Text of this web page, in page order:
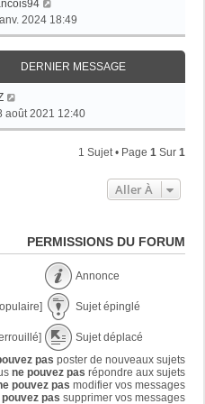
2024 18:49
DERNIER MESSAGE
août 2021 12:40
1 Sujet • Page 1 Sur 1
Aller À
PERMISSIONS DU FORUM
n
o
c
e
Annonce
u
e
t
é
Sujet épinglé
S
u
j
e
Sujet déplacé
pas poster de nouveaux sujets
ne pouvez pas répondre aux sujets
pouvez pas modifier vos messages
pouvez pas supprimer vos messages